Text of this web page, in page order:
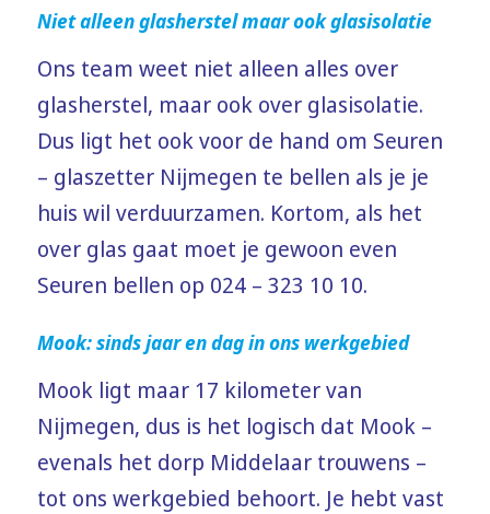
Niet alleen glasherstel maar ook glasisolatie
Ons team weet niet alleen alles over
glasherstel, maar ook over glasisolatie.
Dus ligt het ook voor de hand om Seuren
– glaszetter Nijmegen te bellen als je je
huis wil verduurzamen. Kortom, als het
over glas gaat moet je gewoon even
Seuren bellen op 024 – 323 10 10.
Mook: sinds jaar en dag in ons werkgebied
Mook ligt maar 17 kilometer van
Nijmegen, dus is het logisch dat Mook –
evenals het dorp Middelaar trouwens –
tot ons werkgebied behoort. Je hebt vast